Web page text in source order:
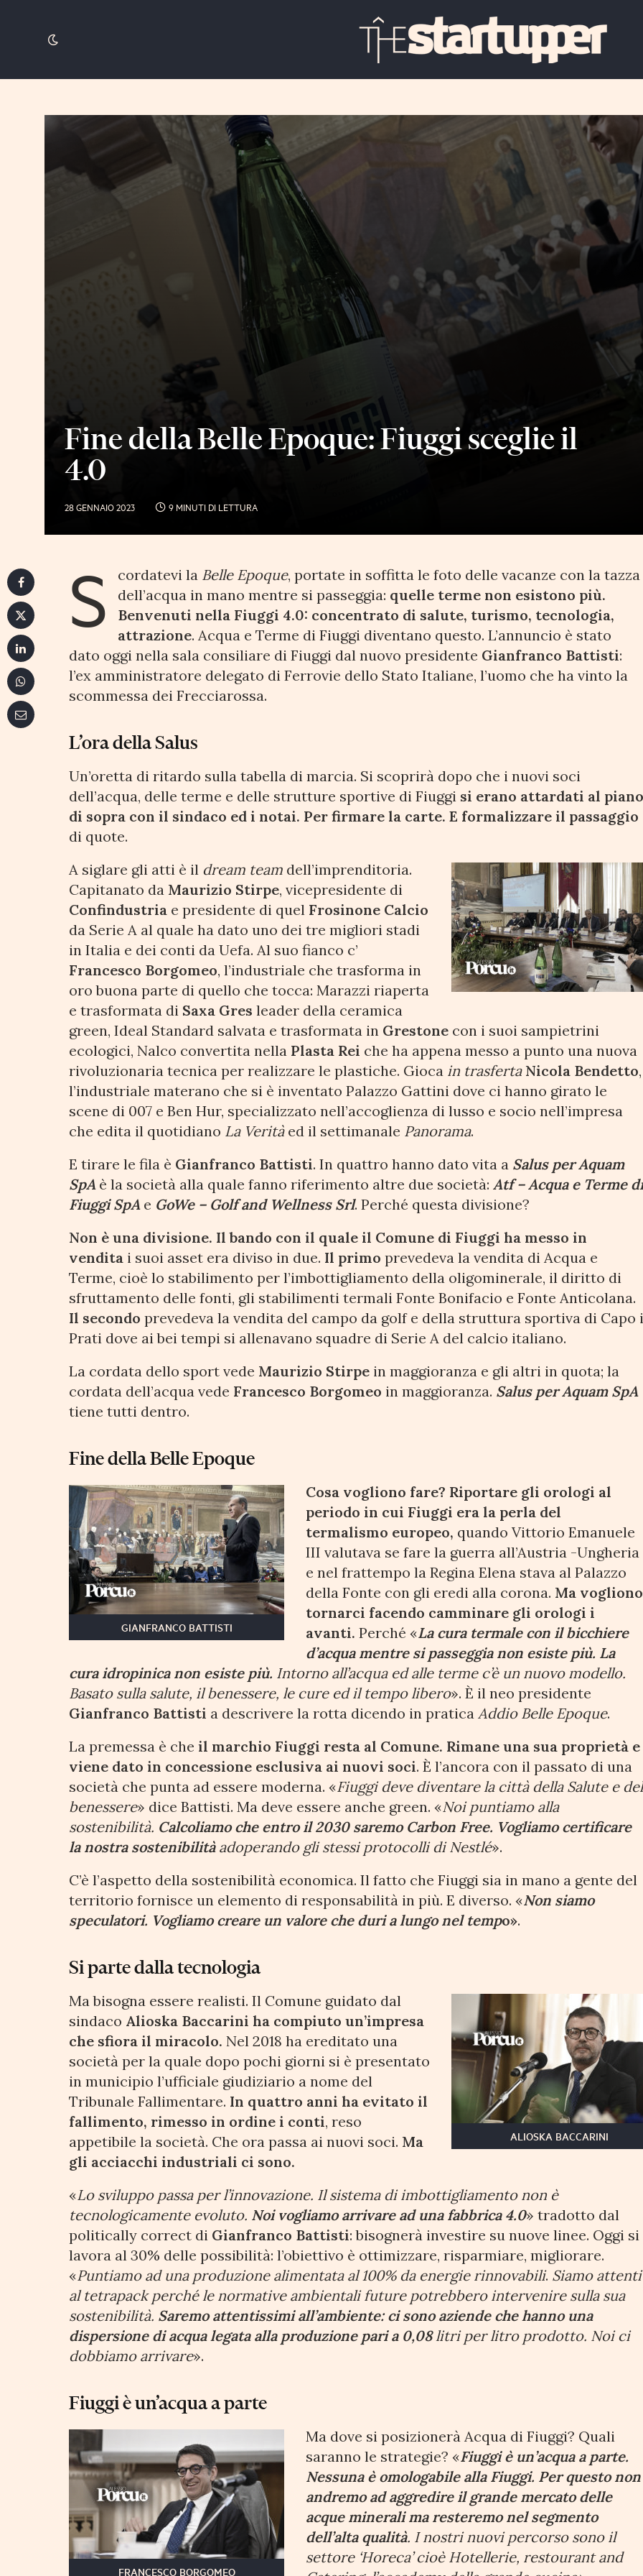
Fine della Belle Epoque: Fiuggi sceglie il
4.0
28 GENNAIO 2023 9 MINUTI DI LETTURA
S cordatevi la Belle Epoque, portate in soffitta le foto delle vacanze con la tazza
dell’acqua in mano mentre si passeggia: quelle terme non esistono più.
Benvenuti nella Fiuggi 4.0: concentrato di salute, turismo, tecnologia,
attrazione. Acqua e Terme di Fiuggi diventano questo. L’annuncio è stato
dato oggi nella sala consiliare di Fiuggi dal nuovo presidente Gianfranco Battisti:
l’ex amministratore delegato di Ferrovie dello Stato Italiane, l’uomo che ha vinto la
scommessa dei Frecciarossa.
L’ora della Salus
Un’oretta di ritardo sulla tabella di marcia. Si scoprirà dopo che i nuovi soci
dell’acqua, delle terme e delle strutture sportive di Fiuggi si erano attardati al
di sopra con il sindaco ed i notai. Per firmare la carte. E formalizzare il passaggio
di quote.
A siglare gli atti è il dream team dell’imprenditoria.
Capitanato da Maurizio Stirpe, vicepresidente di
Confindustria e presidente di quel Frosinone Calcio
da Serie A al quale ha dato uno dei tre migliori stadi
in Italia e dei conti da Uefa. Al suo fianco c’
Francesco Borgomeo, l’industriale che trasforma in
oro buona parte di quello che tocca: Marazzi riaperta
e trasformata di Saxa Gres leader della ceramica
green, Ideal Standard salvata e trasformata in Grestone con i suoi sampietrini
ecologici, Nalco convertita nella Plasta Rei che ha appena messo a punto una nuova
rivoluzionaria tecnica per realizzare le plastiche. Gioca in trasferta Nicola Bendetto,
l’industriale materano che si è inventato Palazzo Gattini dove ci hanno girato le
scene di 007 e Ben Hur, specializzato nell’accoglienza di lusso e socio nell’impresa
che edita il quotidiano La Veritàed il settimanale Panorama.
E tirare le fila è Gianfranco Battisti. In quattro hanno dato vita a Salus per Aquam
SpAè la società alla quale fanno riferimento altre due società:Atf – Acqua e Terme
Fiuggi SpA e GoWe – Golf and Wellness Srl. Perché questa divisione?
Non è una divisione. Il bando con il quale il Comune di Fiuggi ha messo in
vendita i suoi asset era diviso in due. Il primoprevedeva la vendita di Acqua e
Terme, cioè lo stabilimento per l’imbottigliamento della oligominerale, il diritto di
sfruttamento delle fonti, gli stabilimenti termali Fonte Bonifacio e Fonte Anticolana.
Il secondo prevedeva la vendita del campo da golf e della struttura sportiva di Capo
Prati dove ai bei tempi si allenavano squadre di Serie A del calcio italiano.
La cordata dello sport vede Maurizio Stirpe in maggioranza e gli altri in quota; la
cordata dell’acqua vede Francesco Borgomeo in maggioranza. Salus per Aquam SpA
tiene tutti dentro.
Fine della Belle Epoque
GIANFRANCO BATTISTI
Cosa vogliono fare? Riportare gli orologi al
periodo in cui Fiuggi era la perla del
termalismo europeo, quando Vittorio Emanuele
III valutava se fare la guerra all’Austria -Ungheria
e nel frattempo la Regina Elena stava al Palazzo
della Fonte con gli eredi alla corona. Ma vogliono
tornarci facendo camminare gli orologi i
avanti. Perché «La cura termale con il bicchiere
d’acqua mentre si passeggia non esiste più. La
cura idropinica non esiste più. Intorno all’acqua ed alle terme c’è un nuovo modello.
Basato sulla salute, il benessere, le cure ed il tempo libero». È il neo presidente
Gianfranco Battisti a descrivere la rotta dicendo in pratica Addio Belle Epoque.
La premessa è che il marchio Fiuggi resta al Comune. Rimane una sua proprietà e
viene dato in concessione esclusiva ai nuovi soci. È l’ancora con il passato di una
società che punta ad essere moderna. «Fiuggi deve diventare la città della Salute e del
benessere» dice Battisti. Ma deve essere anche green. «Noi puntiamo alla
sostenibilità. Calcoliamo che entro il 2030 saremo Carbon Free. Vogliamo certificare
la nostra sostenibilità adoperando gli stessi protocolli di Nestlé».
C’è l’aspetto della sostenibilità economica. Il fatto che Fiuggi sia in mano a gente del
territorio fornisce un elemento di responsabilità in più. E diverso. «Non siamo
speculatori. Vogliamo creare un valore che duri a lungo nel tempo».
Si parte dalla tecnologia
ALIOSKA BACCARINI
Ma bisogna essere realisti. Il Comune guidato dal
sindaco Alioska Baccarini ha compiuto un’impresa
che sfiora il miracolo.Nel 2018 ha ereditato una
società per la quale dopo pochi giorni si è presentato
in municipio l’ufficiale giudiziario a nome del
Tribunale Fallimentare. In quattro anni ha evitato il
fallimento, rimesso in ordine i conti, reso
appetibile la società. Che ora passa ai nuovi soci. Ma
gli acciacchi industriali ci sono.
«Lo sviluppo passa per l’innovazione. Il sistema di imbottigliamento non è
tecnologicamente evoluto. Noi vogliamo arrivare ad una fabbrica 4.0» tradotto dal
politically correct di Gianfranco Battisti: bisognerà investire su nuove linee. Oggi si
lavora al 30% delle possibilità: l’obiettivo è ottimizzare, risparmiare, migliorare.
«Puntiamo ad una produzione alimentata al 100% da energie rinnovabili. Siamo attenti
al tetrapack perché le normative ambientali future potrebbero intervenire sulla sua
sostenibilità. Saremo attentissimi all’ambiente: ci sono aziende che hanno una
dispersione di acqua legata alla produzione pari a 0,08 litri per litro prodotto. Noi ci
dobbiamo arrivare».
Fiuggi è un’acqua a parte
FRANCESCO BORGOMEO
Ma dove si posizionerà Acqua di Fiuggi? Quali
saranno le strategie? «Fiuggi è un’acqua a parte.
Nessuna è omologabile alla Fiuggi. Per questo non
andremo ad aggredire il grande mercato delle
acque minerali ma resteremo nel segmento
dell’alta qualità. I nostri nuovi percorso sono il
settore ‘Horeca’ cioè Hotellerie, restourant and